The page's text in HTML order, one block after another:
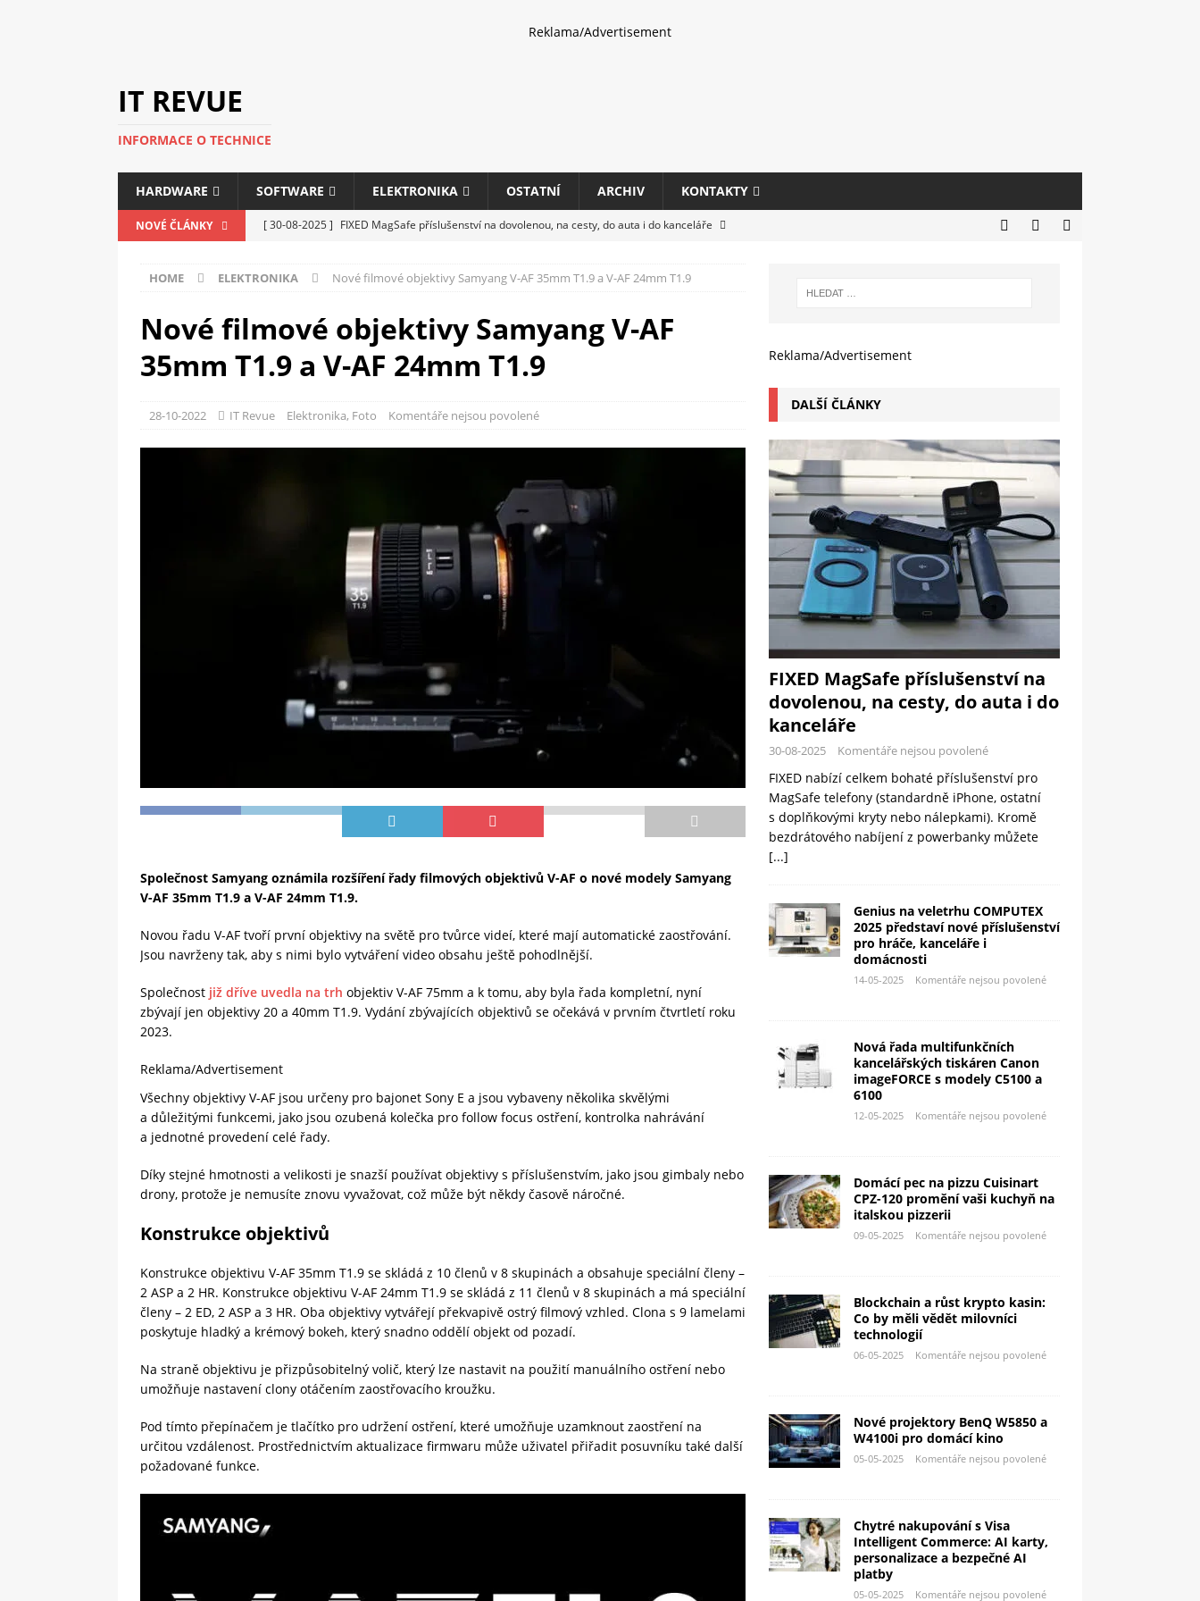
Reklama/Advertisement
IT REVUE
INFORMACE O TECHNICE
HARDWARE SOFTWARE ELEKTRONIKA OSTATNÍ ARCHIV KONTAKTY
NOVÉ ČLÁNKY [ 30-08-2025 ] FIXED MagSafe příslušenství na dovolenou, na cesty, do auta i do kanceláře
[ 14-05-2025 ] Genius na veletrhu COMPUTEX 2025 představí nové příslušenství pro hráče,
kanceláře i domácnosti
HARDWARE
Nová řada multifunkčních kancelářských tiskáren Canon imageFORCE s modely
C5100 a 6100
PERIFERIE
HOME ELEKTRONIKA Nové filmové objektivy Samyang V-AF 35mm T1.9 a V-AF 24mm T1.9
Nové filmové objektivy Samyang V-AF
35mm T1.9 a V-AF 24mm T1.9
28-10-2022 IT Revue Elektronika, Foto Komentáře nejsou povolené
Společnost Samyang oznámila rozšíření řady filmových objektivů V-AF o nové modely Samyang
V-AF 35mm T1.9 a V-AF 24mm T1.9.
Novou řadu V-AF tvoří první objektivy na světě pro tvůrce videí, které mají automatické zaostřování.
Jsou navrženy tak, aby s nimi bylo vytváření video obsahu ještě pohodlnější.
Společnost již dříve uvedla na trh objektiv V-AF 75mm a k tomu, aby byla řada kompletní, nyní
zbývají jen objektivy 20 a 40mm T1.9. Vydání zbývajících objektivů se očekává v prvním čtvrtletí roku
2023.
Reklama/Advertisement
Všechny objektivy V-AF jsou určeny pro bajonet Sony E a jsou vybaveny několika skvělými
a důležitými funkcemi, jako jsou ozubená kolečka pro follow focus ostření, kontrolka nahrávání
a jednotné provedení celé řady.
Díky stejné hmotnosti a velikosti je snazší používat objektivy s příslušenstvím, jako jsou gimbaly nebo
drony, protože je nemusíte znovu vyvažovat, což může být někdy časově náročné.
Konstrukce objektivů
Konstrukce objektivu V-AF 35mm T1.9 se skládá z 10 členů v 8 skupinách a obsahuje speciální členy –
2 ASP a 2 HR. Konstrukce objektivu V-AF 24mm T1.9 se skládá z 11 členů v 8 skupinách a má speciální
členy – 2 ED, 2 ASP a 3 HR. Oba objektivy vytvářejí překvapivě ostrý filmový vzhled. Clona s 9 lamelami
poskytuje hladký a krémový bokeh, který snadno oddělí objekt od pozadí.
Na straně objektivu je přizpůsobitelný volič, který lze nastavit na použití manuálního ostření nebo
umožňuje nastavení clony otáčením zaostřovacího kroužku.
Pod tímto přepínačem je tlačítko pro udržení ostření, které umožňuje uzamknout zaostření na
určitou vzdálenost. Prostřednictvím aktualizace firmwaru může uživatel přiřadit posuvníku také další
požadované funkce.
Reklama/Advertisement
DALŠÍ ČLÁNKY
FIXED MagSafe příslušenství na
dovolenou, na cesty, do auta i do
kanceláře
30-08-2025 Komentáře nejsou povolené
FIXED nabízí celkem bohaté příslušenství pro
MagSafe telefony (standardně iPhone, ostatní
s doplňkovými kryty nebo nálepkami). Kromě
bezdrátového nabíjení z powerbanky můžete
[...]
Genius na veletrhu COMPUTEX
2025 představí nové příslušenství
pro hráče, kanceláře i
domácnosti
14-05-2025 Komentáře nejsou povolené
Nová řada multifunkčních
kancelářských tiskáren Canon
imageFORCE s modely C5100 a
6100
12-05-2025 Komentáře nejsou povolené
Domácí pec na pizzu Cuisinart
CPZ-120 promění vaši kuchyň na
italskou pizzerii
09-05-2025 Komentáře nejsou povolené
Blockchain a růst krypto kasin:
Co by měli vědět milovníci
technologií
06-05-2025 Komentáře nejsou povolené
Nové projektory BenQ W5850 a
W4100i pro domácí kino
05-05-2025 Komentáře nejsou povolené
Chytré nakupování s Visa
Intelligent Commerce: AI karty,
personalizace a bezpečné AI
platby
05-05-2025 Komentáře nejsou povolené